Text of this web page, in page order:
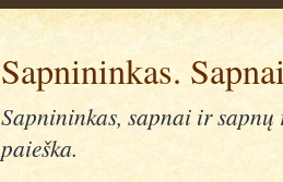
Sapnininkas.
Sapnininkas, sapnai ir
paieška.